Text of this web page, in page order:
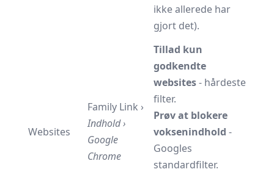
ikke allerede har
gjort det).
Websites
Family Link ›
Indhold ›
Google
Chrome
Tillad kun
godkendte
websites- hårdeste
filter.
Prøv at blokere
voksenindhold -
Googles
standardfilter.